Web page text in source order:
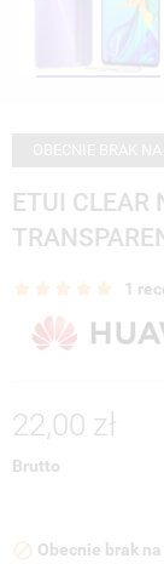
ETUI CLEAR
1
22,00 zł
Brutto
 Obecnie brak